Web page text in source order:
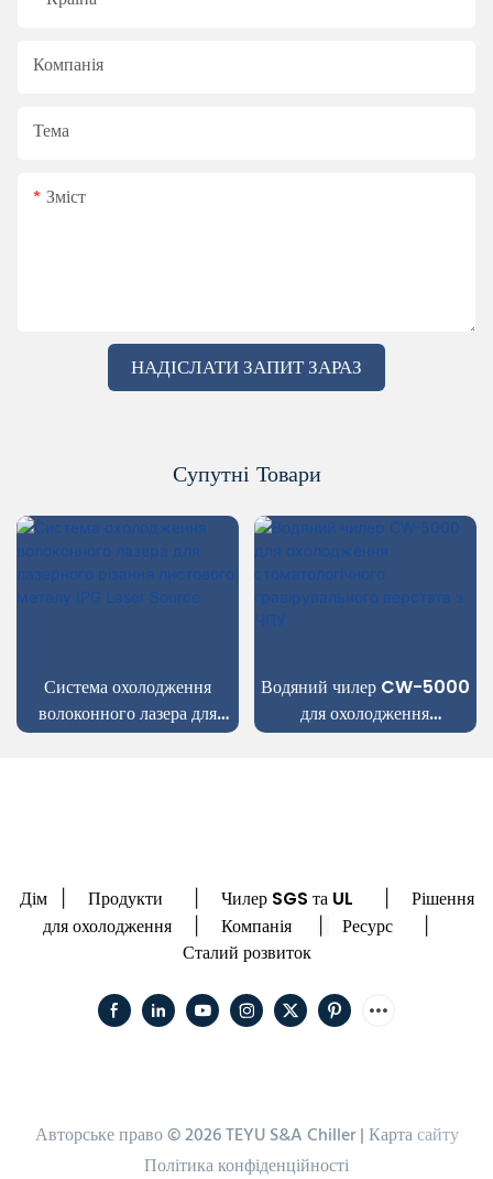
Компанія
Тема
Зміст
НАДІСЛАТИ ЗАПИТ ЗАРАЗ
Супутні Товари
для
Водяний чилер CW-5000
для охолодження
стоматологічного
рециркуляційні
чилери води
Дім Продукти Чилер SGS та UL
Рішення
для охолодження
Компанія Ресурс
Сталий розвиток
Авторське право © 2026 TEYU S&A Chiller |Картасайту
Політика конфіденційності